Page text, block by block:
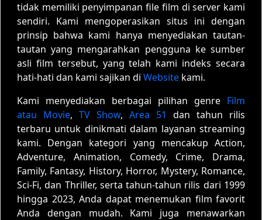
tidak memiliki penyimpanan file film di server kami
sendiri. Kami mengoperasikan situs ini dengan
prinsip bahwa kami hanya menyediakan tautan-
tautan yang mengarahkan pengguna ke sumber
asli film tersebut, yang telah kami indeks secara
hati-hati dan kami sajikan di Website kami.
Kami menyediakan berbagai pilihan genre Film
atau Movie, TV Show, Area 51
dan tahun rilis
terbaru untuk dinikmati dalam layanan streaming
kami. Dengan kategori yang mencakup Action,
Adventure, Animation, Comedy, Crime, Drama,
Family, Fantasy, History, Horror, Mystery, Romance,
Sci-Fi, dan Thriller, serta tahun-tahun rilis dari 1999
hingga 2023, Anda dapat menemukan film favorit
Anda dengan mudah. Kami juga menawarkan